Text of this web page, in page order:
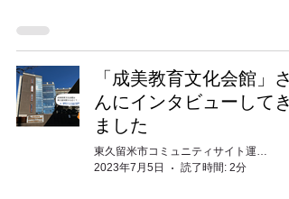
「成美教育文化会館」さ
んにインタビューしてき
ました
東久留米市コミュニティサイト運営委員会
2023年7月5日
読了時間: 2分